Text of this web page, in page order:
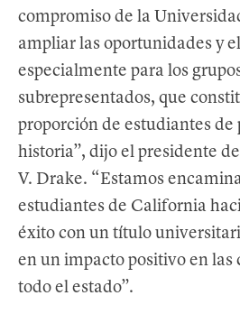
compromiso de la
ampliar las oportunidades y
especialmente para los
subrepresentados, que
proporción de estudiantes de
historia”, dijo el presidente
V. Drake. “Estamos
estudiantes de California
éxito con un título
en un impacto positivo en las
todo el estado”.